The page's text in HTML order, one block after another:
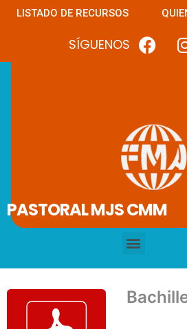
LISTADO DE RECURSOS
SÍGUENOS
PASTORAL MJS CMM